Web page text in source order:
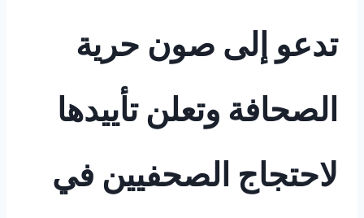
تدعو إلى صون حرية
الصحافة وتعلن تأييدها
لاحتجاج الصحفيين في